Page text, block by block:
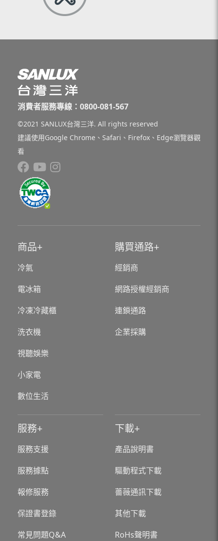
消費者服務專線：0800-081-567
©2021 SANLUX台灣三洋. All rights reserved
建議使用Google Chrome、Safari、Firefox、Edge瀏覽器觀
看
商品
冷氣
電冰箱
冷凍冷藏櫃
洗衣機
視聽娛樂
小家電
數位生活
購買通路
經銷商
網路授權經銷商
連鎖通路
企業採購
服務
服務支援
服務據點
報修服務
保證書登錄
常見問題Q&A
下載
產品說明書
驅動程式下載
薔薇通訊下載
其他下載
RoHs聲明書